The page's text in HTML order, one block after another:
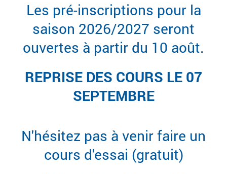
Les pré-inscriptions pour la
saison 2026/2027 seront
ouvertes à partir du 10 août.
REPRISE DES COURS LE 07
SEPTEMBRE
N'hésitez pas à venir faire un
cours d'essai (gratuit)